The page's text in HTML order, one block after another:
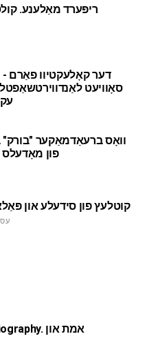
ריפּערד מאַלענע.
דער קאָלעקטיוו פאַרם -
סאָוויעט
וואָס ברעאַדמאַקער
פון מאָדעלס
קוטלעץ פון סידעלע און